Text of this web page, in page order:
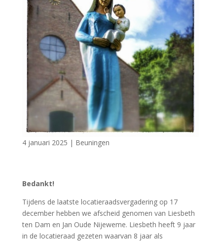
4 januari 2025 | Beuningen
Bedankt!
Tijdens de laatste locatieraadsvergadering op 17
december hebben we afscheid genomen van Liesbeth
ten Dam en Jan Oude Nijeweme. Liesbeth heeft 9 jaar
in de locatieraad gezeten waarvan 8 jaar als